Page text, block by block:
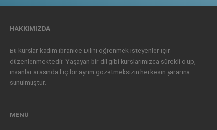
HAKKIMIZDA
Bu kurslar kadim İbranice Dilini öğrenmek isteyenler için
düzenlenmektedir. Yaşayan bir dil gibi kurslarımızda sürekli olup,
insanlar arasında hiç bir ayrım gözetmeksizin herkesin yararına
sunulmuştur.
MENÜ